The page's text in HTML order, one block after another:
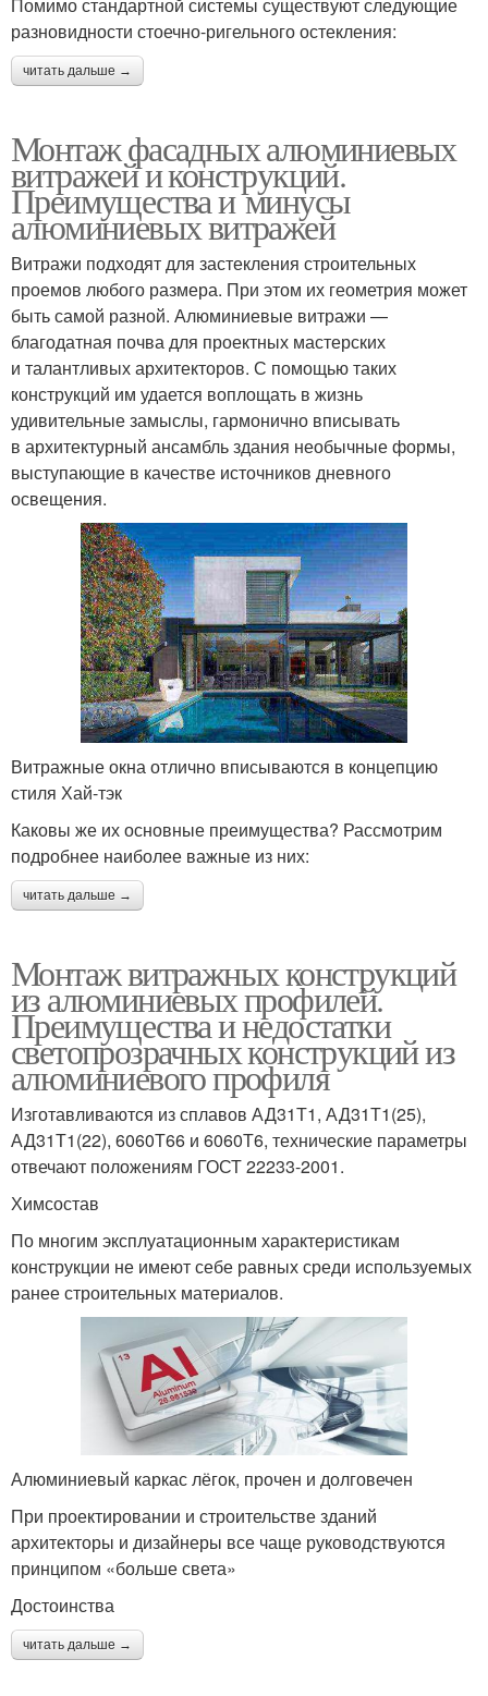
Помимо стандартной системы существуют следующие
разновидности стоечно-ригельного остекления:
читать дальше →
Монтаж фасадных алюминиевых
витражей и конструкций.
Преимущества и минусы
алюминиевых витражей
Витражи подходят для застекления строительных
проемов любого размера. При этом их геометрия может
быть самой разной. Алюминиевые витражи —
благодатная почва для проектных мастерских
и талантливых архитекторов. С помощью таких
конструкций им удается воплощать в жизнь
удивительные замыслы, гармонично вписывать
в архитектурный ансамбль здания необычные формы,
выступающие в качестве источников дневного
освещения.
Витражные окна отлично вписываются в концепцию
стиля Хай-тэк
Каковы же их основные преимущества? Рассмотрим
подробнее наиболее важные из них:
читать дальше →
Монтаж витражных конструкций
из алюминиевых профилей.
Преимущества и недостатки
светопрозрачных конструкций из
алюминиевого профиля
Изготавливаются из сплавов АД31Т1, АД31Т1(25),
АД31Т1(22), 6060Т66 и 6060Т6, технические параметры
отвечают положениям ГОСТ 22233-2001.
Химсостав
По многим эксплуатационным характеристикам
конструкции не имеют себе равных среди используемых
ранее строительных материалов.
Алюминиевый каркас лёгок, прочен и долговечен
При проектировании и строительстве зданий
архитекторы и дизайнеры все чаще руководствуются
принципом «больше света»
Достоинства
читать дальше →